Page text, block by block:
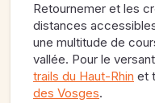
Retournemer et les
distances
une multitude de
vallée. Pour le
trails du Haut-Rhin et
des Vosges.